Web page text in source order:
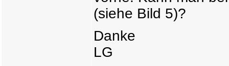
(siehe Bild 5)?
Danke
LG